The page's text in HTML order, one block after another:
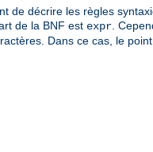
de décrire les règles
de la BNF est expr .
Dans ce cas, le